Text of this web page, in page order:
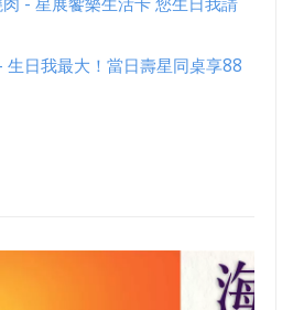
生日我最大！當日壽星同桌享88